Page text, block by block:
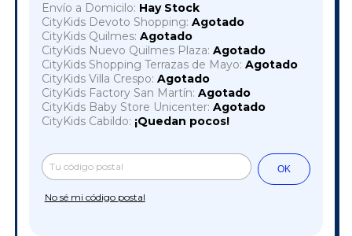
Envío a Domicilo: Hay Stock
CityKids Devoto Shopping: Agotado
CityKids Quilmes: Agotado
CityKids Nuevo Quilmes Plaza: Agotado
CityKids Shopping Terrazas de Mayo: Agotado
CityKids Villa Crespo: Agotado
CityKids Factory San Martín: Agotado
CityKids Baby Store Unicenter: Agotado
CityKids Cabildo: ¡Quedan pocos!
Entregas para el CP: Cambiar CP
OK
No sé mi código postal